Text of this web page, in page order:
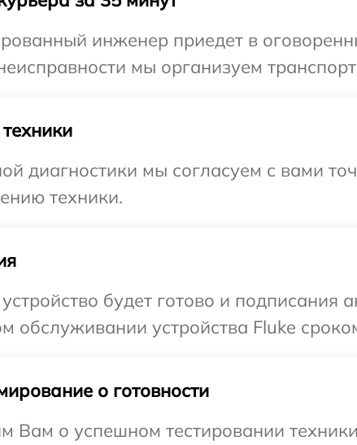
инженер приедет в
мы организуем
диагностики мы согласуем с вами
техники.
будет готово и
обслуживании устройства Fluke
о готовности
о успешном тестировании